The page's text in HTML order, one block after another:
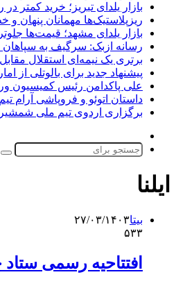
بازار یلدای تبریز؛ خرید کمتر
ریزپلاستیک‌ها مهمانان پنهان
بازار یلدای مشهد؛ قیمت‌ها
رسانه ازبک: سرگیف به
برتری یک نیمه‌ای استقلال
پیشنهاد جدید برای بالوتلی از
علی پاکدامن رئیس کمیسیون
داستان اتوئو و فروپاشی آرام
برگزاری اردوی تیم ملی
پوسته
ایلنا
بیتا۲۷/۰۳/۱۴۰۳
۵۳۳
افتتاحیه رسمی